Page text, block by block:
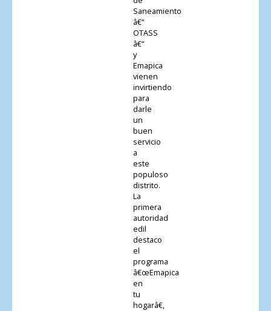
Saneamiento
â€“
OTASS
â€“
y
Emapica
vienen
invirtiendo
para
darle
un
buen
servicio
a
este
populoso
distrito.
La
primera
autoridad
edil
destaco
el
programa
â€œEmapica
en
tu
hogarâ€,